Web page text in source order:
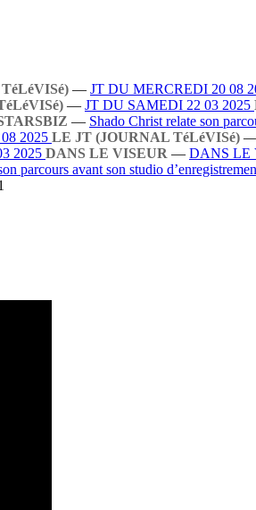
— JT DU MERCREDI 20 08
— JT DU SAMEDI 22 03 2025
— Shado Christ relate son
2025 LE JT (JOURNAL TéLéVISé)
2025 DANS LE VISEUR — DANS LE
parcours avant son studio